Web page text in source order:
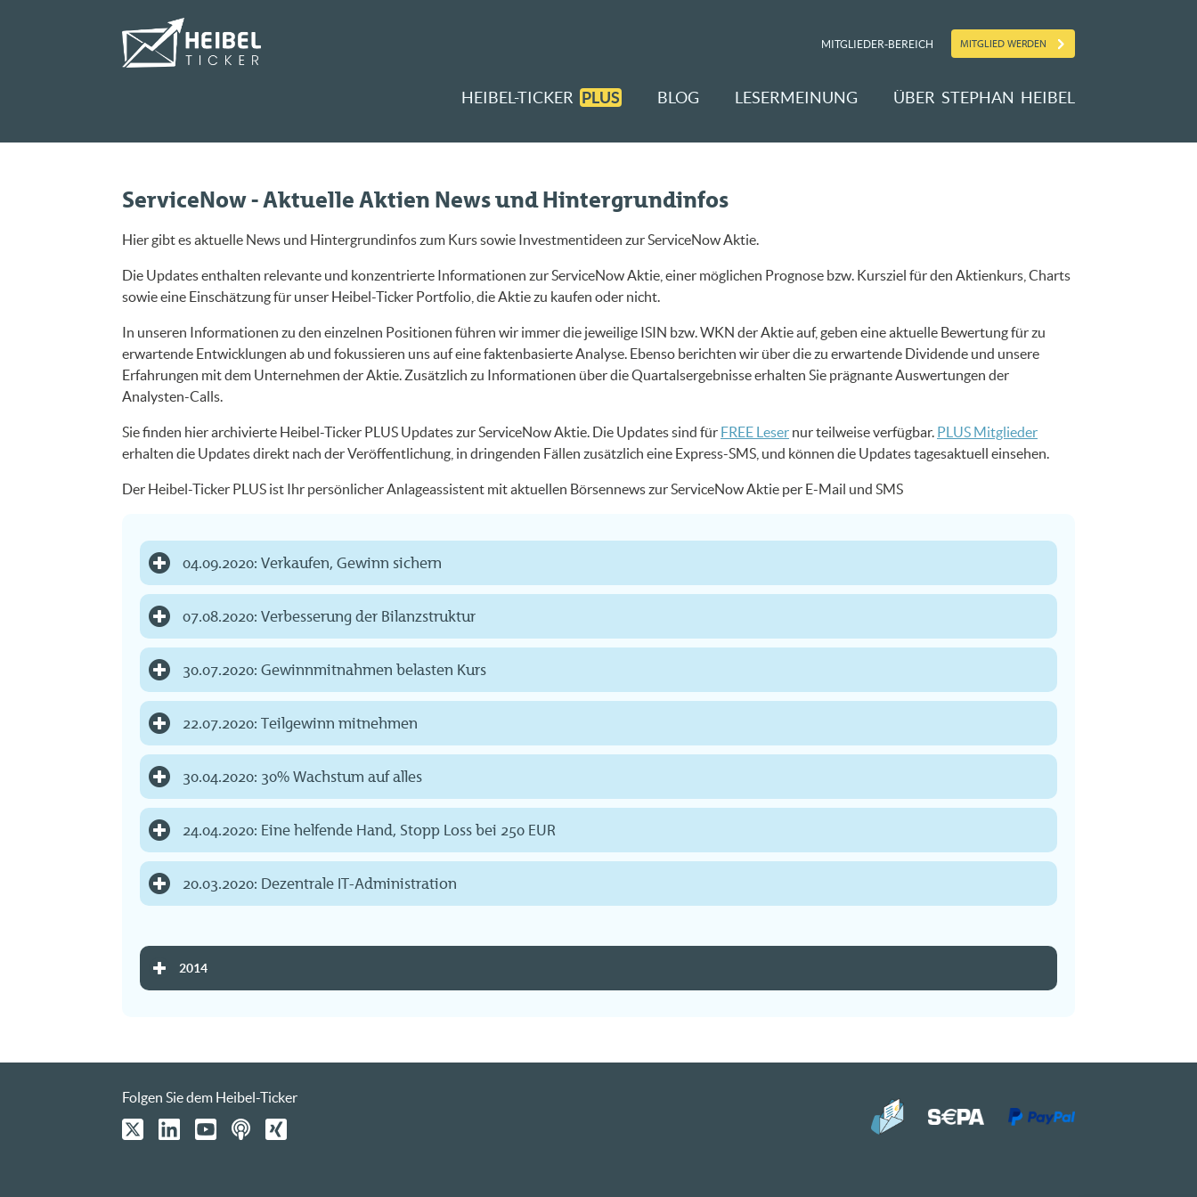
MITGLIEDER-BEREICH MITGLIED WERDEN
HEIBEL-TICKER PLUS BLOG LESERMEINUNG ÜBER STEPHAN HEIBEL
ServiceNow - Aktuelle Aktien News und Hintergrundinfos
Hier gibt es aktuelle News und Hintergrundinfos zum Kurs sowie Investmentideen zur ServiceNow Aktie.
Die Updates enthalten relevante und konzentrierte Informationen zur ServiceNow Aktie, einer möglichen Prognose bzw. Kursziel für den Aktienkurs, Charts
sowie eine Einschätzung für unser Heibel-Ticker Portfolio, die Aktie zu kaufen oder nicht.
In unseren Informationen zu den einzelnen Positionen führen wir immer die jeweilige ISIN bzw. WKN der Aktie auf, geben eine aktuelle Bewertung für zu
erwartende Entwicklungen ab und fokussieren uns auf eine faktenbasierte Analyse. Ebenso berichten wir über die zu erwartende Dividende und unsere
Erfahrungen mit dem Unternehmen der Aktie. Zusätzlich zu Informationen über die Quartalsergebnisse erhalten Sie prägnante Auswertungen der
Analysten-Calls.
Sie finden hier archivierte Heibel-Ticker PLUS Updates zur ServiceNow Aktie. Die Updates sind für FREE Leser nur teilweise verfügbar. PLUS Mitglieder
erhalten die Updates direkt nach der Veröffentlichung, in dringenden Fällen zusätzlich eine Express-SMS, und können die Updates tagesaktuell einsehen.
Der Heibel-Ticker PLUS ist Ihr persönlicher Anlageassistent mit aktuellen Börsennews zur ServiceNow Aktie per E-Mail und SMS
04.09.2020: Verkaufen, Gewinn sichern
07.08.2020: Verbesserung der Bilanzstruktur
30.07.2020: Gewinnmitnahmen belasten Kurs
22.07.2020: Teilgewinn mitnehmen
30.04.2020: 30% Wachstum auf alles
24.04.2020: Eine helfende Hand, Stopp Loss bei 250 EUR
20.03.2020: Dezentrale IT-Administration
2014
Folgen Sie dem Heibel-Ticker